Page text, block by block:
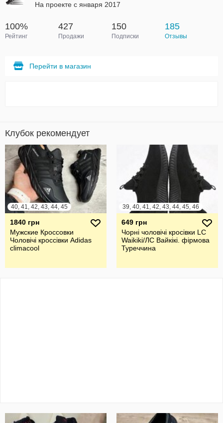
На проекте с января 2017
100%
Рейтинг
427
Продажи
150
Подписки
185
Отзывы
Перейти в магазин
Клубок рекомендует
40, 41, 42, 43, 44, 45
1840 грн
Мужские Кроссовки
Чоловічі кроссівки Adidas
climacool
39, 40, 41, 42, 43, 44, 45, 46
649 грн
Чорні чоловічі кросівки LC
Waikiki/ЛС Вайкікі. фірмова
Туреччина